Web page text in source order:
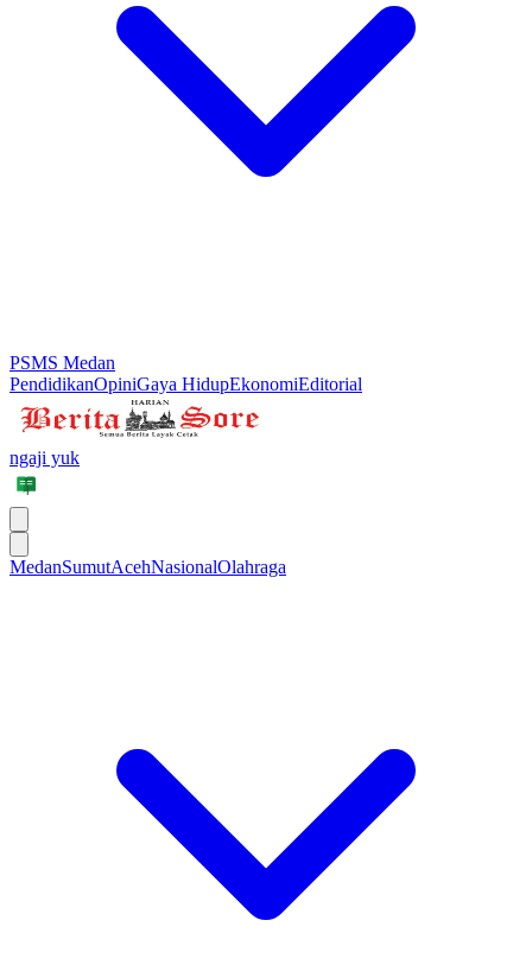
PSMS Medan
PendidikanOpiniGaya HidupEkonomiEditorial
ngaji yuk
MedanSumutAcehNasionalOlahraga